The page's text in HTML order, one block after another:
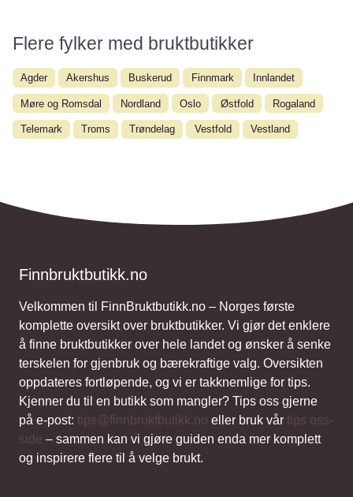
Flere fylker med bruktbutikker
Agder Akershus Buskerud Finnmark Innlandet
Møre og Romsdal Nordland Oslo Østfold Rogaland
Telemark Troms Trøndelag Vestfold Vestland
Finnbruktbutikk.no
Velkommen til FinnBruktbutikk.no – Norges første
komplette oversikt over bruktbutikker. Vi gjør det enklere
å finne bruktbutikker over hele landet og ønsker å senke
terskelen for gjenbruk og bærekraftige valg. Oversikten
oppdateres fortløpende, og vi er takknemlige for tips.
Kjenner du til en butikk som mangler? Tips oss gjerne
på e-post: tips@finnbruktbutikk.no eller bruk vår tips oss-
side – sammen kan vi gjøre guiden enda mer komplett
og inspirere flere til å velge brukt.